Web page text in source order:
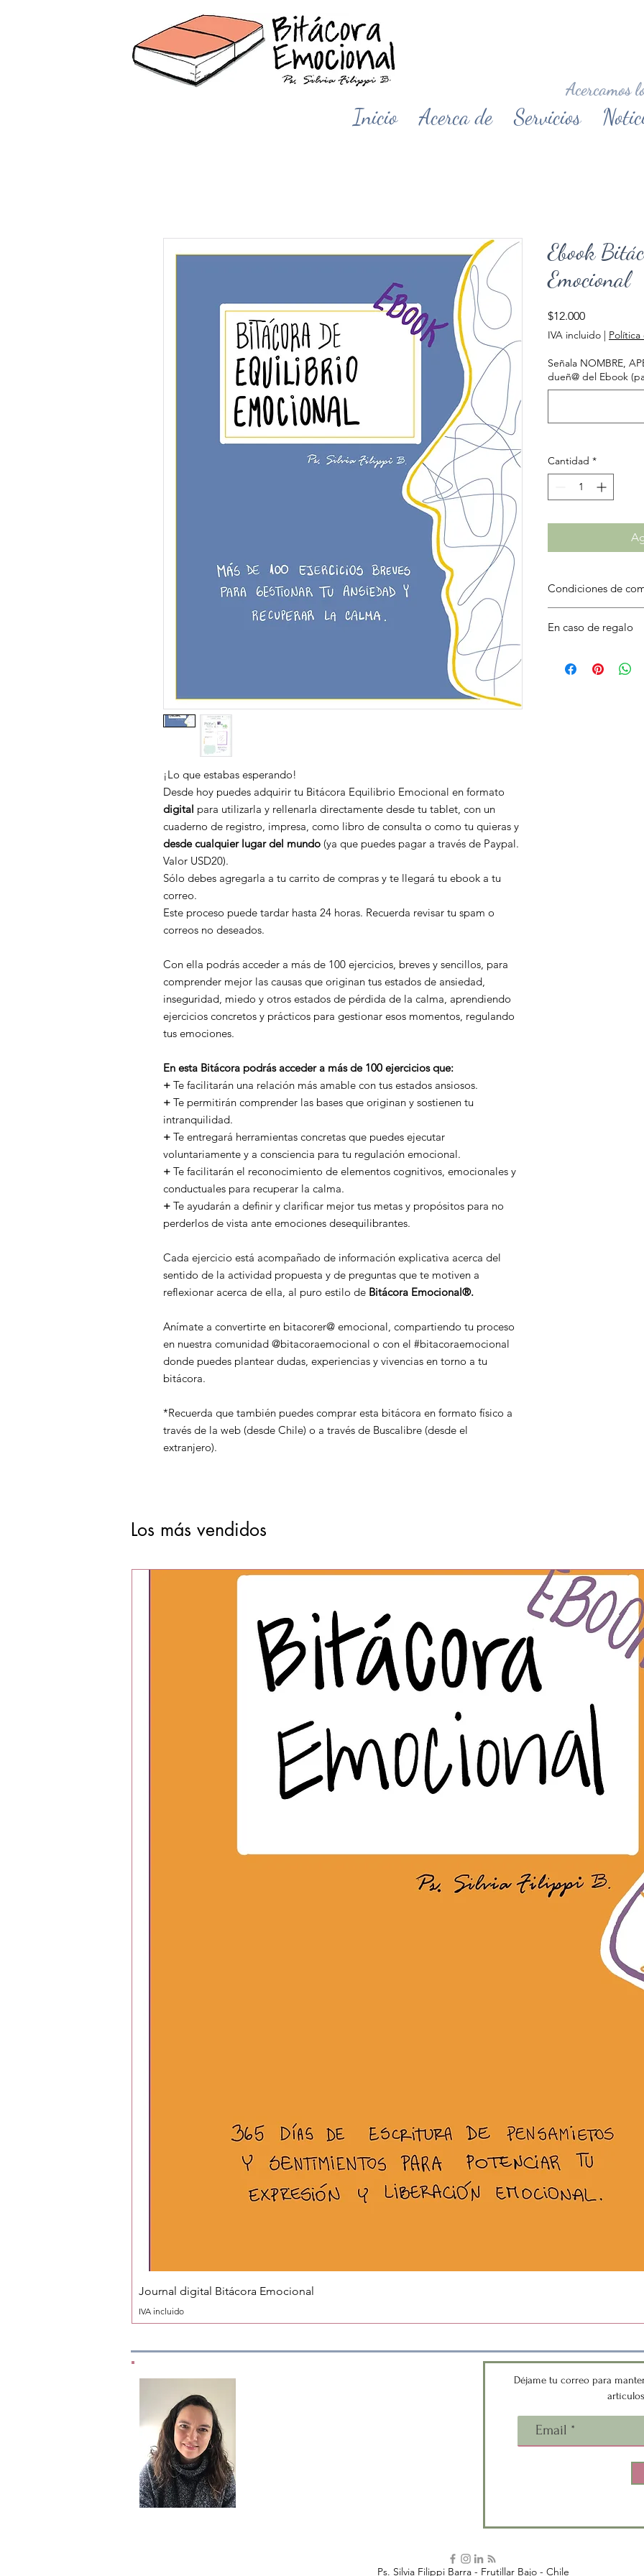
Acercamos
Inicio Acerca de Servicios
¡Lo que estabas esperando!
Desde hoy puedes adquirir tu Bitácora Equilibrio Emocional en formato
digital para utilizarla y rellenarla directamente desde tu tablet, con un
cuaderno de registro, impresa, como libro de consulta o como tu quieras y
desde cualquier lugar del mundo (ya que puedes pagar a través de Paypal.
Valor USD20).
Sólo debes agregarla a tu carrito de compras y te llegará tu ebook a tu
correo.
Este proceso puede tardar hasta 24 horas. Recuerda revisar tu spam o
correos no deseados.
Con ella podrás acceder a más de 100 ejercicios, breves y sencillos, para
comprender mejor las causas que originan tus estados de ansiedad,
inseguridad, miedo y otros estados de pérdida de la calma, aprendiendo
ejercicios concretos y prácticos para gestionar esos momentos, regulando
tus emociones.
En esta Bitácora podrás acceder a más de 100 ejercicios que:
+ Te facilitarán una relación más amable con tus estados ansiosos.
+ Te permitirán comprender las bases que originan y sostienen tu
intranquilidad.
+ Te entregará herramientas concretas que puedes ejecutar
voluntariamente y a consciencia para tu regulación emocional.
+ Te facilitarán el reconocimiento de elementos cognitivos, emocionales y
conductuales para recuperar la calma.
+ Te ayudarán a definir y clarificar mejor tus metas y propósitos para no
perderlos de vista ante emociones desequilibrantes.
Cada ejercicio está acompañado de información explicativa acerca del
sentido de la actividad propuesta y de preguntas que te motiven a
reflexionar acerca de ella, al puro estilo de Bitácora Emocional®.
Anímate a convertirte en bitacorer@ emocional, compartiendo tu proceso
en nuestra comunidad @bitacoraemocional o con el #bitacoraemocional
donde puedes plantear dudas, experiencias y vivencias en torno a tu
bitácora.
*Recuerda que también puedes comprar esta bitácora en formato físico a
través de la web (desde Chile) o a través de Buscalibre (desde el
extranjero).
Ebook
Emocional
$12.000Precio
IVA incluido |
Señala NOMBRE,
dueñ@ del Ebook
Cantidad *
Condiciones de
(DDI), por lo que
por lo que el archivo
nombre y correo
En caso de regalo
regalarás el ebook,
Los más vendidos
Journal digital Bitácora Emocional
IVA incluido
Déjame tu correo para
Ps. Silvia Filippi Barra - Frutillar Bajo - Chile